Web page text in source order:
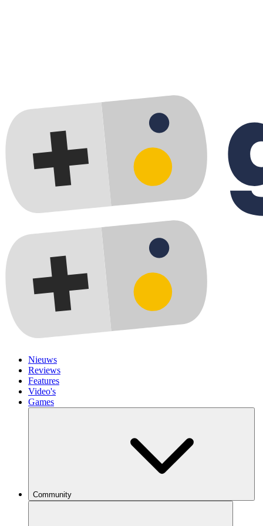
Nieuws
Reviews
Features
Video's
Games
Community